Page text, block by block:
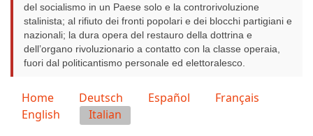
del socialismo in un Paese solo e la controrivoluzione
stalinista; al rifiuto dei fronti popolari e dei blocchi partigiani e
nazionali; la dura opera del restauro della dottrina e
dell’organo rivoluzionario a contatto con la classe operaia,
fuori dal politicantismo personale ed elettoralesco.
Seleziona la tua lingua
Home Deutsch Español
Français
English
Italian